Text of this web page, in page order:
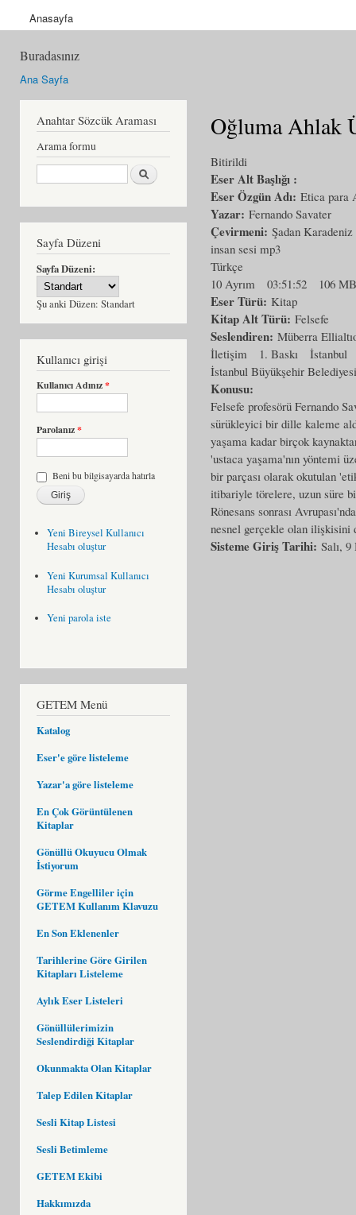
Anasayfa
Buradasınız
Ana Sayfa
Anahtar Sözcük Araması
Arama formu
Ara
Sayfa Düzeni
Sayfa Düzeni:
Şu anki Düzen: Standart
Kullanıcı girişi
Kullanıcı Adınız*
Parolanız*
Beni bu bilgisayarda hatırla
Yeni Bireysel Kullanıcı
Hesabı oluştur
Yeni Kurumsal Kullanıcı
Hesabı oluştur
Yeni parola iste
GETEM Menü
Katalog
Eser'e göre listeleme
Yazar'a göre listeleme
En Çok Görüntülenen
Kitaplar
Gönüllü Okuyucu Olmak
İstiyorum
Görme Engelliler için
GETEM Kullanım Klavuzu
En Son Eklenenler
Tarihlerine Göre Girilen
Kitapları Listeleme
Aylık Eser Listeleri
Gönüllülerimizin
Seslendirdiği Kitaplar
Okunmakta Olan Kitaplar
Talep Edilen Kitaplar
Sesli Kitap Listesi
Sesli Betimleme
GETEM Ekibi
Hakkımızda
Oğluma Ahlak
Bitirildi
Eser Alt Başlığı :
Eser Özgün Adı: Etica para
Yazar: Fernando Savater
Çevirmeni: Şadan Karadeniz
insan sesi mp3
Türkçe
10 Ayrım
03:51:52 106 MB
Eser Türü: Kitap
Kitap Alt Türü: Felsefe
Seslendiren: Müberra
İletişim
1. Baskı
İstanbul
İstanbul Büyükşehir
Konusu:
Felsefe profesörü Fernando
sürükleyici bir dille kaleme
yaşama kadar birçok
'ustaca yaşama'nın yöntemi
bir parçası olarak okutulan
itibariyle törelere, uzun süre
Rönesans sonrası
nesnel gerçekle olan ilişkisini
Sisteme Giriş Tarihi: Salı,